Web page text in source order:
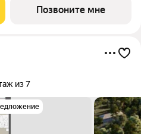
Тогда присмотритесь к
который
Позвоните мне
из 7